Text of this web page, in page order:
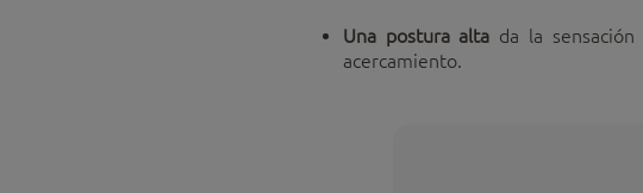
Una postura alta da la
acercamiento.